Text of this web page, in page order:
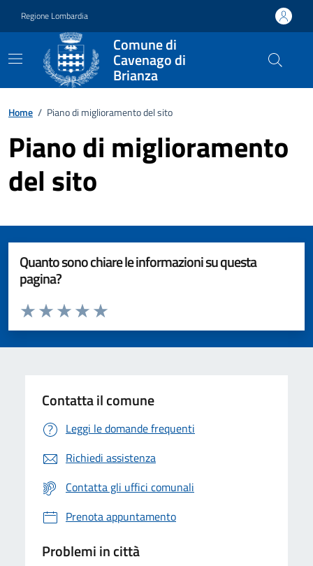
Regione Lombardia
Comune di
Cavenago di
Brianza
Home / Piano di miglioramento del sito
Piano di miglioramento
del sito
Quanto sono chiare le informazioni su questa
pagina?
Valuta da 1 a 5 stelle la pagina
Valuta 5 stelle su 5
Valuta 4 stelle su 5
Valuta 3 stelle su 5
Valuta 2 stelle su 5
Valuta 1 stelle su 5
Contatta il comune
Leggi le domande frequenti
Richiedi assistenza
Contatta gli uffici comunali
Prenota appuntamento
Problemi in città